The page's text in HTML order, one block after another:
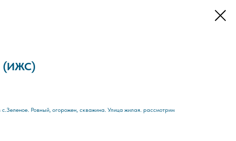
(ИЖС)
с.Зеленое. Ровный, огорожен, скважина. Улица жилая. рассмотрим